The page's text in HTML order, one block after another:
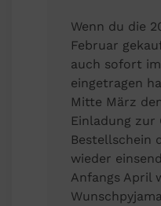
Wenn du die
Februar
auch sofort
eingetragen
Mitte März
Einladung zur
Bestellschein
wieder
Anfangs April